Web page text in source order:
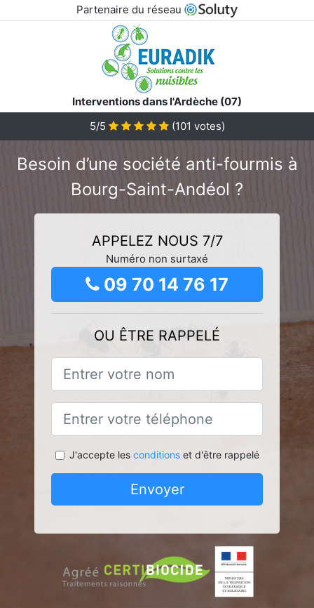
Partenaire du réseau
Interventions dans l'Ardèche (07)
5/5
(101 votes)
Besoin d’une société anti-fourmis à
Bourg-Saint-Andéol ?
APPELEZ NOUS 7/7
Numéro non surtaxé
09 70 14 76 17
OU ÊTRE RAPPELÉ
J'accepte les conditionset d'être rappelé
Envoyer